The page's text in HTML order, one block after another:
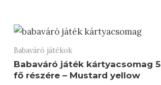
Babaváró játékok
Babaváró játék kártyacsomag 5
fő részére – Mustard yellow